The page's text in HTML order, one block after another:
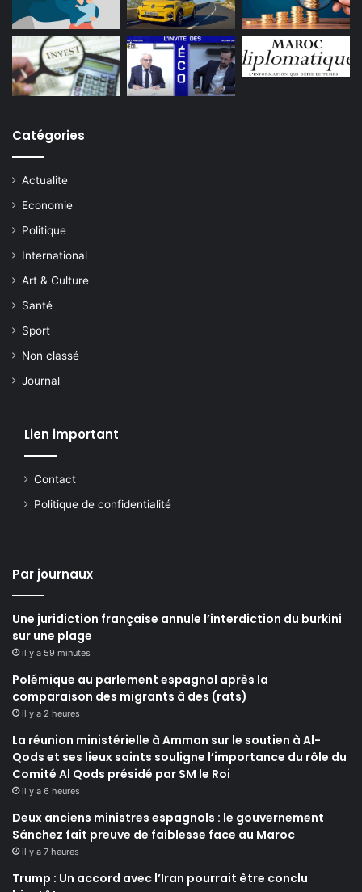
Catégories
Actualite
Economie
Politique
International
Art & Culture
Santé
Sport
Non classé
Journal
Lien important
Contact
Politique de confidentialité
Par journaux
Une juridiction française annule l’interdiction du burkini
sur une plage
il y a 59 minutes
Polémique au parlement espagnol après la
comparaison des migrants à des (rats)
il y a 2 heures
La réunion ministérielle à Amman sur le soutien à Al-
Qods et ses lieux saints souligne l’importance du rôle du
Comité Al Qods présidé par SM le Roi
il y a 6 heures
Deux anciens ministres espagnols : le gouvernement
Sánchez fait preuve de faiblesse face au Maroc
il y a 7 heures
Trump : Un accord avec l’Iran pourrait être conclu